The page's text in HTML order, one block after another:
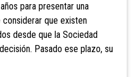
para presentar una
que existen
desde que la Sociedad
Pasado ese plazo, su